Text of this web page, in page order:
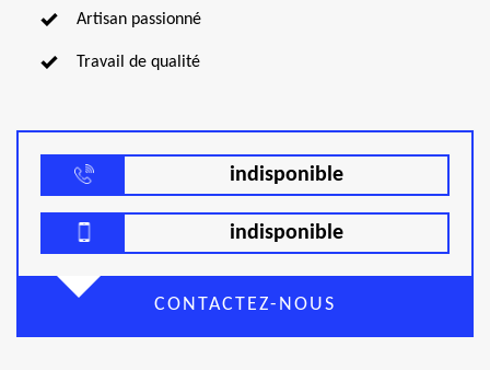
Artisan passionné
Travail de qualité
indisponible
indisponible
CONTACTEZ-NOUS